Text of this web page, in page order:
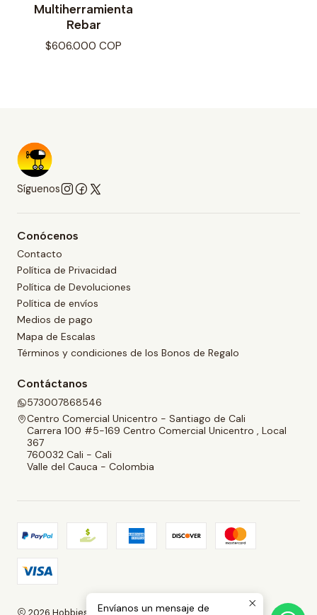
Multiherramienta
Rebar
$606.000 COP
Síguenos
Conócenos
Contacto
Política de Privacidad
Política de Devoluciones
Política de envíos
Medios de pago
Mapa de Escalas
Términos y condiciones de los Bonos de Regalo
Contáctanos
573007868546
Centro Comercial Unicentro - Santiago de Cali
Carrera 100 #5-169 Centro Comercial Unicentro , Local
367
760032 Cali - Cali
Valle del Cauca - Colombia
2026 Hobbies and Collectibles.
Envíanos un mensaje de